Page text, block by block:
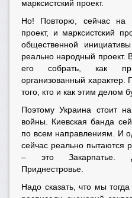
марксистский проект.
Но! Повторю, сейчас на
проект, и марксистский
общественной
реально народный проект.
его собрать, как
организованный характер.
того, кто и как этим делом
Поэтому Украина стоит
войны. Киевская банда
по всем направлениям. И
сейчас реально пытаются
– это Закарпатье.
Приднестровье.
Надо сказать, что мы